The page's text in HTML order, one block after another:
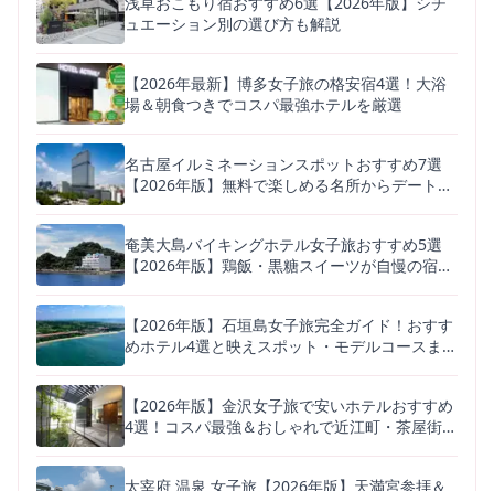
ュエーション別の選び方も解説
【2026年最新】博多女子旅の格安宿4選！大浴
場＆朝食つきでコスパ最強ホテルを厳選
名古屋イルミネーションスポットおすすめ7選
【2026年版】無料で楽しめる名所からデートに
奄美大島バイキングホテル女子旅おすすめ5選
【2026年版】鶏飯・黒糖スイーツが自慢の宿を
【2026年版】石垣島女子旅完全ガイド！おすす
めホテル4選と映えスポット・モデルコースまと
【2026年版】金沢女子旅で安いホテルおすすめ
4選！コスパ最強＆おしゃれで近江町・茶屋街も
太宰府 温泉 女子旅【2026年版】天満宮参拝＆